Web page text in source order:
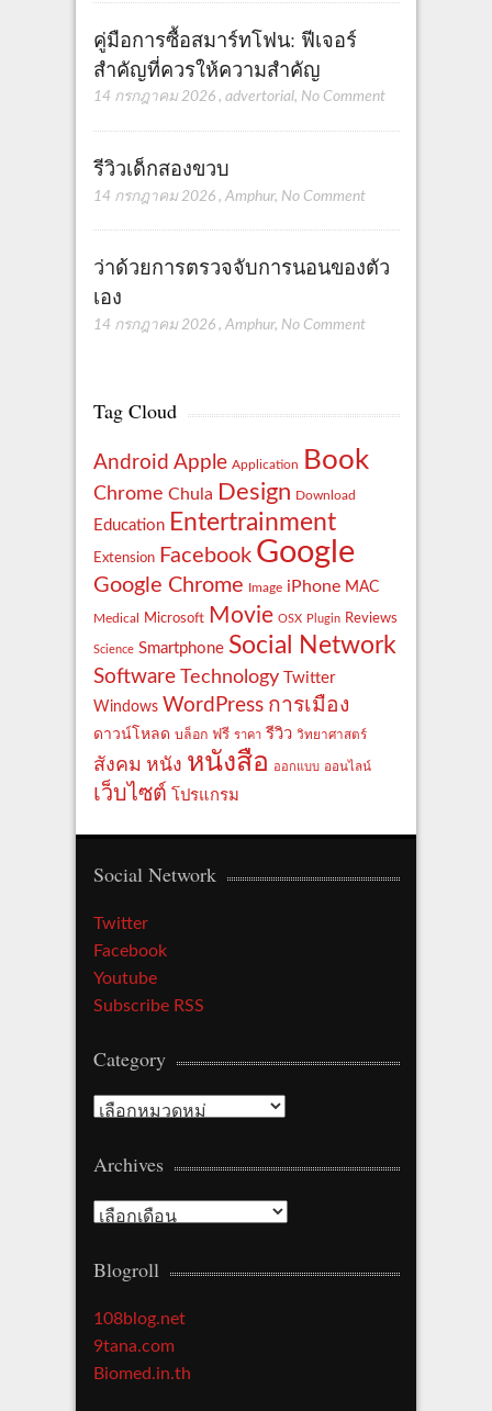
คู่มือการซื้อสมาร์ทโฟน: ฟีเจอร์
สำคัญที่ควรให้ความสำคัญ
14 กรกฎาคม 2026 , advertorial, No Comment
รีวิวเด็กสองขวบ
14 กรกฎาคม 2026 , Amphur, No Comment
ว่าด้วยการตรวจจับการนอนของตัว
เอง
14 กรกฎาคม 2026 , Amphur, No Comment
Tag Cloud
Android Apple Application Book
Chrome Chula Design Download
Education Entertrainment
Extension Facebook Google
Google Chrome Image iPhone MAC
Medical Microsoft Movie OSX Plugin Reviews
Science Smartphone Social Network
Software Technology
Twitter
Windows WordPress การเมือง
ดาวน์โหลด บล็อก ฟรี ราคา รีวิว วิทยาศาสตร์
สังคม หนัง หนังสือ ออกแบบ ออนไลน์
เว็บไซต์ โปรแกรม
Social Network
Twitter
Facebook
Youtube
Subscribe RSS
Category
Category
Archives
Archives
Blogroll
108blog.net
9tana.com
Biomed.in.th